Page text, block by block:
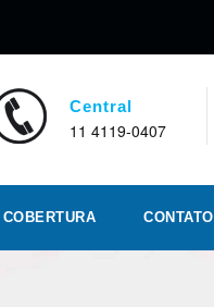
Central
11 4119-0407
COBERTURA CONTATO